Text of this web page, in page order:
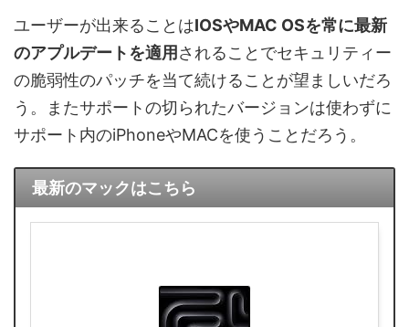
ユーザーが出来ることはIOSやMAC OSを常に最新
のアプルデートを適用 されることでセキュリティー
の脆弱性のパッチを当て続けることが望ましいだろ
う。またサポートの切られたバージョンは使わずに
サポート内のiPhoneやMACを使うことだろう。
最新のマックはこちら